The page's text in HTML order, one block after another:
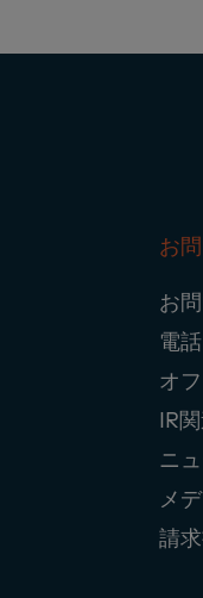
お
お
電
オ
IR
ニ
メ
請